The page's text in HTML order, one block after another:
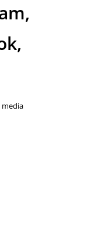
media